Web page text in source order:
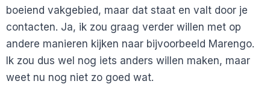
boeiend vakgebied, maar dat staat en valt door je
contacten. Ja, ik zou graag verder willen met op
andere manieren kijken naar bijvoorbeeld Marengo.
Ik zou dus wel nog iets anders willen maken, maar
weet nu nog niet zo goed wat.